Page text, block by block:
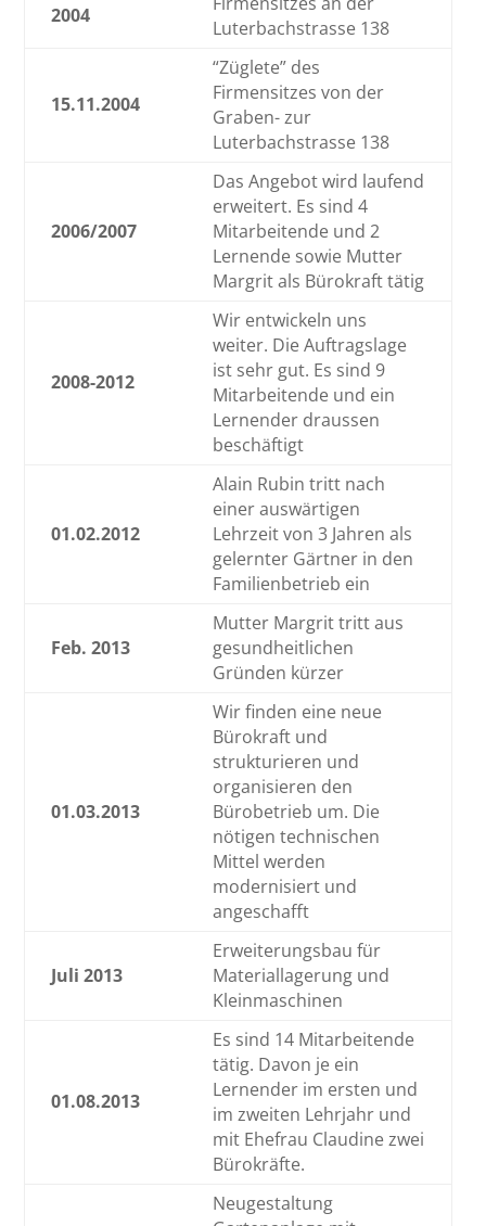
2004
Luterbachstrasse 138
15.11.2004
“Züglete” des
Firmensitzes von der
Graben- zur
Luterbachstrasse 138
2006/2007
Das Angebot wird laufend
erweitert. Es sind 4
Mitarbeitende und 2
Lernende sowie Mutter
Margrit als Bürokraft tätig
2008-2012
Wir entwickeln uns
weiter. Die Auftragslage
ist sehr gut. Es sind 9
Mitarbeitende und ein
Lernender draussen
beschäftigt
01.02.2012
Alain Rubin tritt nach
einer auswärtigen
Lehrzeit von 3 Jahren als
gelernter Gärtner in den
Familienbetrieb ein
Feb. 2013
Mutter Margrit tritt aus
gesundheitlichen
Gründen kürzer
01.03.2013
Wir finden eine neue
Bürokraft und
strukturieren und
organisieren den
Bürobetrieb um. Die
nötigen technischen
Mittel werden
modernisiert und
angeschafft
Juli 2013
Erweiterungsbau für
Materiallagerung und
Kleinmaschinen
01.08.2013
Es sind 14 Mitarbeitende
tätig. Davon je ein
Lernender im ersten und
im zweiten Lehrjahr und
mit Ehefrau Claudine zwei
Bürokräfte.
Neugestaltung